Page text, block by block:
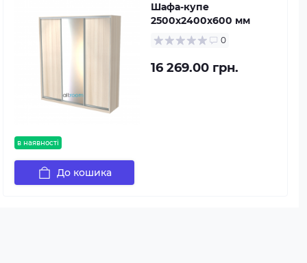
в наявності
Шафа-купе
2500х2400х600 мм
0
16 269.00 грн.
До кошика